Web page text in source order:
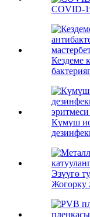
COVID-
Кездеме
Күмүш
Эзүүгө
Жогорку